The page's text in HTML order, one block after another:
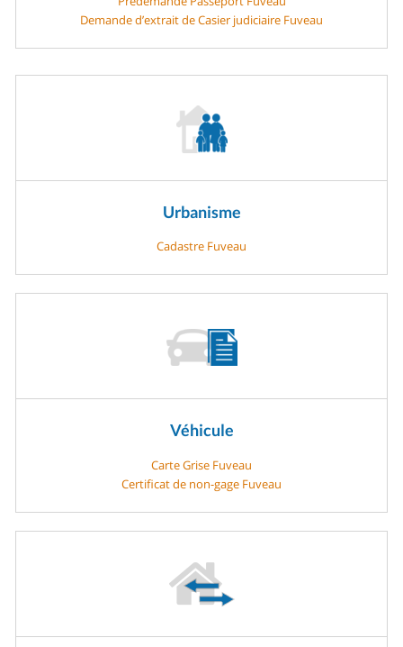
Demande d’extrait de Casier judiciaire Fuveau
Urbanisme
Cadastre Fuveau
Véhicule
Carte Grise Fuveau
Certificat de non-gage Fuveau